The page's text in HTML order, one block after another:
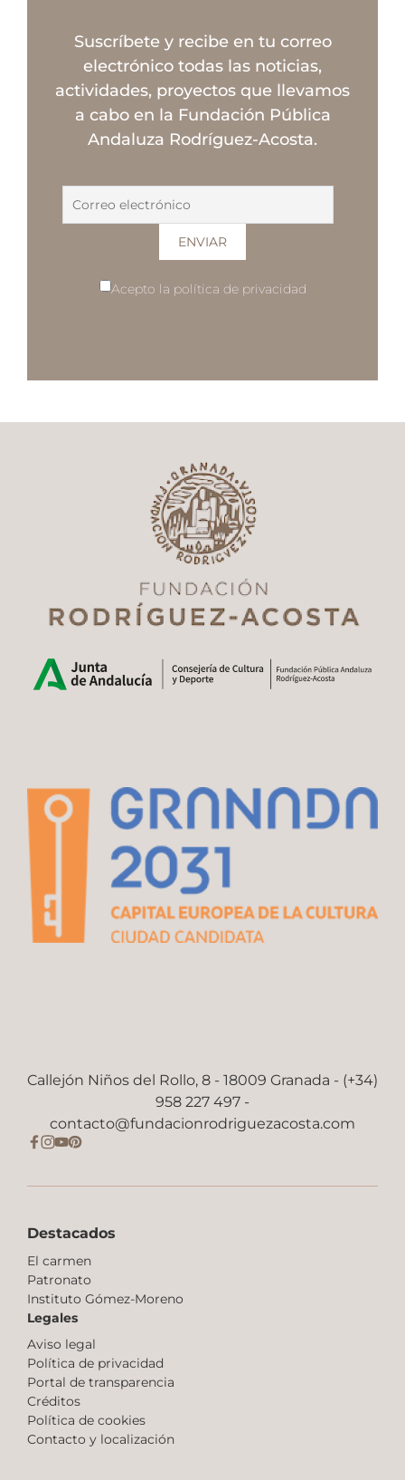
Suscríbete y recibe en tu correo
electrónico todas las noticias,
actividades, proyectos que llevamos
a cabo en la Fundación Pública
Andaluza Rodríguez-Acosta.
Acepto la política de privacidad
Callejón Niños del Rollo, 8 - 18009 Granada - (+34)
958 227 497 -
contacto@fundacionrodriguezacosta.com
Destacados
El carmen
Patronato
Instituto Gómez-Moreno
Legales
Aviso legal
Política de privacidad
Portal de transparencia
Créditos
Política de cookies
Contacto y localización